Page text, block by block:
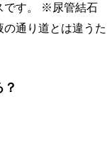
です。 ※尿管結石
通り道とは違うた